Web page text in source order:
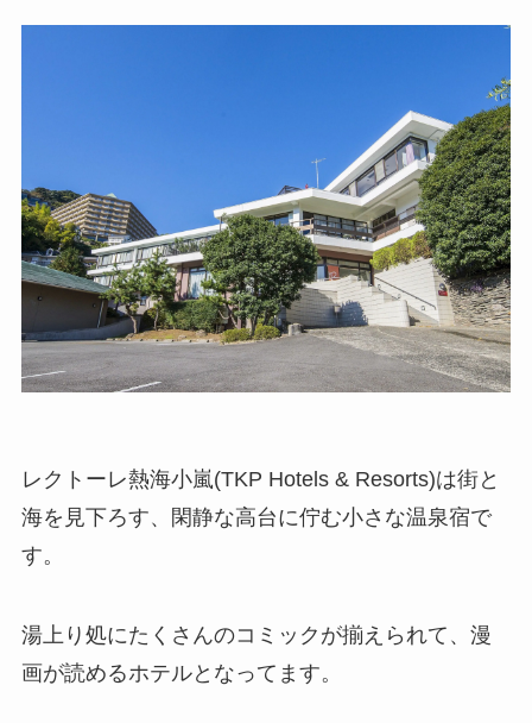
レクトーレ熱海小嵐(TKP Hotels & Resorts)は街と
海を見下ろす、閑静な高台に佇む小さな温泉宿で
す。
湯上り処にたくさんのコミックが揃えられて、漫
画が読めるホテルとなってます。